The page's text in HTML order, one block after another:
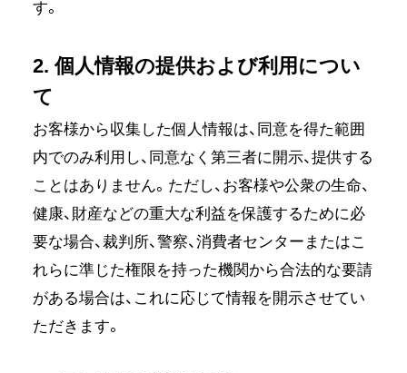
す。
2. 個人情報の提供および利用につい
て
お客様から収集した個人情報は、同意を得た範囲
内でのみ利用し、同意なく第三者に開示、提供する
ことはありません。ただし、お客様や公衆の生命、
健康、財産などの重大な利益を保護するために必
要な場合、裁判所、警察、消費者センターまたはこ
れらに準じた権限を持った機関から合法的な要請
がある場合は、これに応じて情報を開示させてい
ただきます。